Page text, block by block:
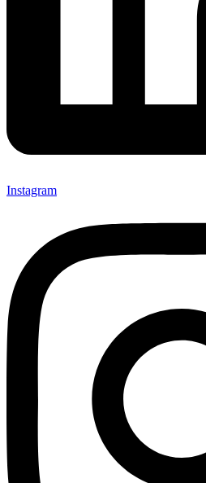
Instagram